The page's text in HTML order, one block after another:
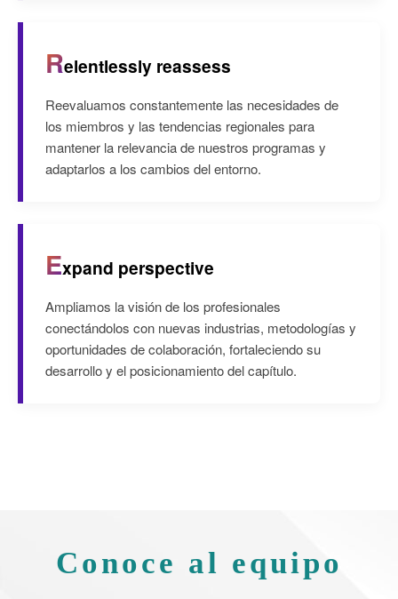
Relentlessly reassess
Reevaluamos constantemente las necesidades de
los miembros y las tendencias regionales para
mantener la relevancia de nuestros programas y
adaptarlos a los cambios del entorno.
Expand perspective
Ampliamos la visión de los profesionales
conectándolos con nuevas industrias, metodologías y
oportunidades de colaboración, fortaleciendo su
desarrollo y el posicionamiento del capítulo.
Conoce al equipo